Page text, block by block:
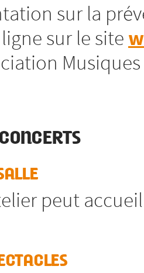
sur la
sur le site
peut